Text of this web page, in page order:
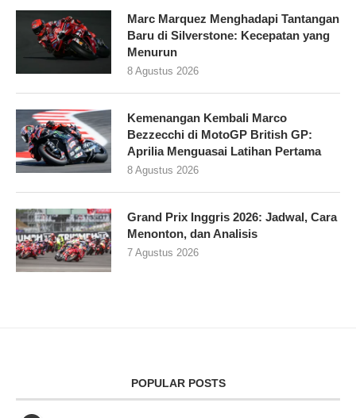
Marc Marquez Menghadapi Tantangan
Baru di Silverstone: Kecepatan yang
Menurun
8 Agustus 2026
Kemenangan Kembali Marco
Bezzecchi di MotoGP British GP:
Aprilia Menguasai Latihan Pertama
8 Agustus 2026
Grand Prix Inggris 2026: Jadwal, Cara
Menonton, dan Analisis
7 Agustus 2026
POPULAR POSTS